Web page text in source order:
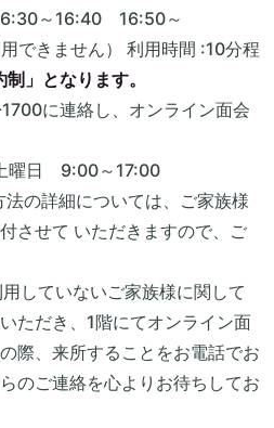
～16:40 16:50～
できません） 利用時間 :10分程
」となります。
に連絡し、オンライン面会
曜日 9:00～17:00
法の詳細については、ご家族様
させて いただきますので、ご
していないご家族様に関して
ただき、1階にてオンライン面
際、来所することをお電話でお
のご連絡を心よりお待ちしてお